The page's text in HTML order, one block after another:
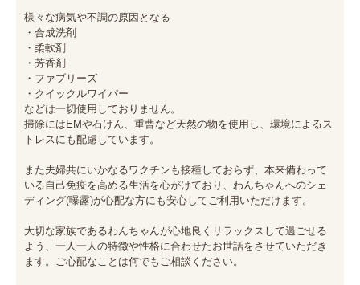
様々な病気や不調の原因となる
・合成洗剤
・柔軟剤
・芳香剤
・ファブリーズ
・クイックルワイパー
などは一切使用しておりません。
掃除にはEMや石けん、重曹など天然の物を使用し、環境によるス
トレスにも配慮しています。
また夫婦共にいかなるワクチンも接種しておらず、本来備わって
いる自己免疫を高める生活を心がけており、わんちゃんへのシェ
ディング(曝露)が心配な方にも安心してご利用いただけます。
大切な家族であるわんちゃんが心地良くリラックスして過ごせる
よう、一人一人の特徴や性格に合わせたお世話をさせていただき
ます。ご心配なことは何でもご相談ください。